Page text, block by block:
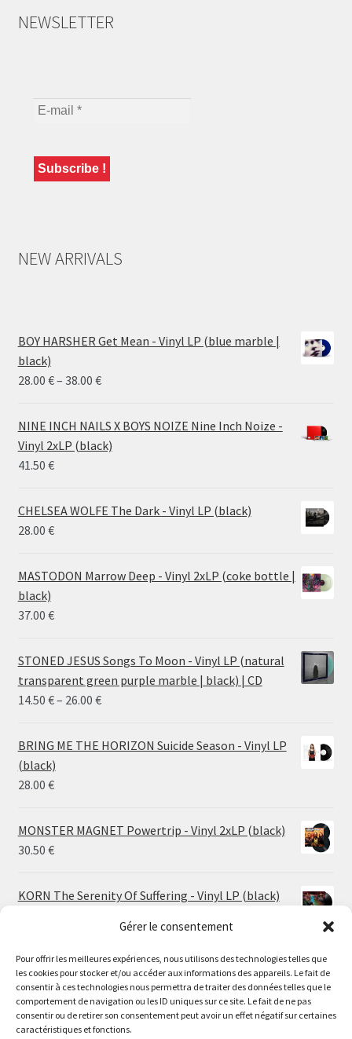
Gérer le consentement
Pour offrir les meilleures expériences, nous utilisons des technologies telles que
les cookies pour stocker et/ou accéder aux informations des appareils. Le fait de
consentir à ces technologies nous permettra de traiter des données telles que le
comportement de navigation ou les ID uniques sur ce site. Le fait de ne pas
consentir ou de retirer son consentement peut avoir un effet négatif sur certaines
caractéristiques et fonctions.
Le magasin de Lyon sera fermé du 30 juillet au 17 août
inclus. Les commandes seront expédiées à partir du 18
NEWSLETTER
NEW ARRIVALS
BOY HARSHER Get Mean - Vinyl LP (blue marble |
black)
28.00 €– 38.00 €Price
28.00 €
through
38.00 €
NINE INCH NAILS X BOYS NOIZE Nine Inch Noize -
Vinyl 2xLP (black)
41.50 €
CHELSEA WOLFE The Dark - Vinyl LP (black)
28.00 €
MASTODON Marrow Deep - Vinyl 2xLP (coke bottle |
black)
37.00 €
STONED JESUS Songs To Moon - Vinyl LP (natural
transparent green purple marble | black) | CD
14.50 €– 26.00 €Price
14.50 €
BRING ME THE HORIZON Suicide Season - Vinyl LP
(black)
28.00 €
MONSTER MAGNET Powertrip - Vinyl 2xLP (black)
30.50 €
KORN The Serenity Of Suffering - Vinyl LP (black)
HO99O9 Tomorrow We Escape - Vinyl LP (picture
disc)
25.00€